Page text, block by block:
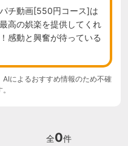
チ動画[550円コース]は
高の娯楽を提供してくれ
感動と興奮が待っている
AIによるおすすめ情報のため不確
全0件